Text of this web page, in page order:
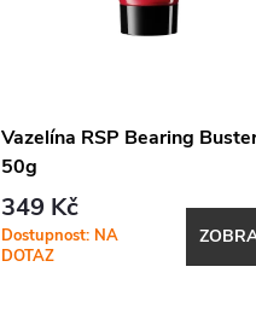
Vazelína RSP Bearing
50g
349 Kč
Dostupnost: NA
DOTAZ